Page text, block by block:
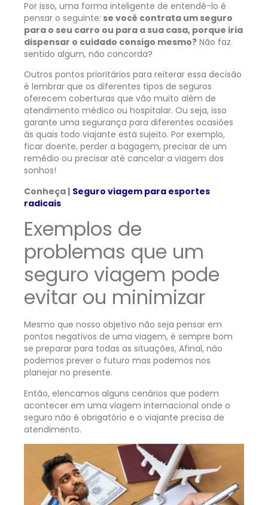
Por isso, uma forma inteligente de entendê-lo é
pensar o seguinte: se você contrata um seguro
para o seu carro ou para a sua casa, porque iria
dispensar o cuidado consigo mesmo? Não faz
sentido algum, não concorda?
Outros pontos prioritários para reiterar essa decisão
é lembrar que os diferentes tipos de seguros
oferecem coberturas que vão muito além de
atendimento médico ou hospitalar. Ou seja, isso
garante uma segurança para diferentes ocasiões
às quais todo viajante está sujeito. Por exemplo,
ficar doente, perder a bagagem, precisar de um
remédio ou precisar até cancelar a viagem dos
sonhos!
Conheça | Seguro viagem para esportes
radicais
Exemplos de
problemas que um
seguro viagem pode
evitar ou minimizar
Mesmo que nosso objetivo não seja pensar em
pontos negativos de uma viagem, é sempre bom
se preparar para todas as situações, Afinal, não
podemos prever o futuro mas podemos nos
planejar no presente.
Então, elencamos alguns cenários que podem
acontecer em uma viagem internacional onde o
seguro não é obrigatório e o viajante precisa de
atendimento.